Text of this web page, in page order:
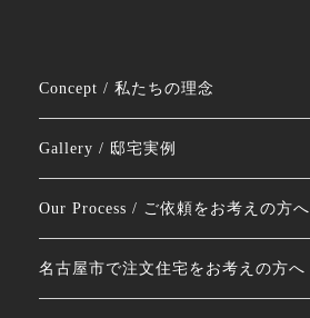
Concept / 私たちの理念
Gallery / 邸宅実例
Our Process / ご依頼をお考えの方へ
名古屋市で注文住宅をお考えの方へ